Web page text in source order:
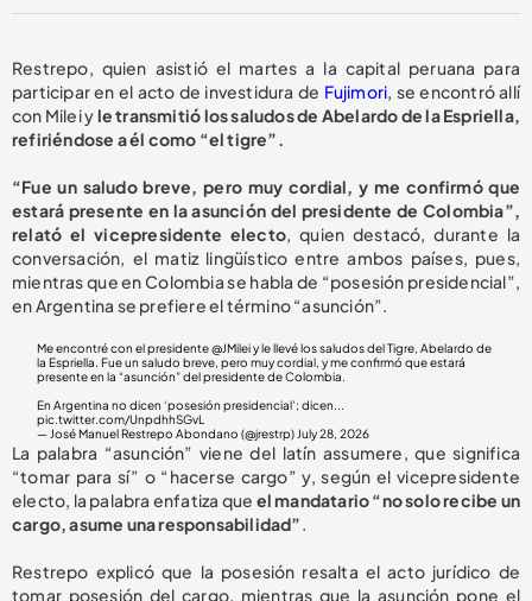
Restrepo, quien asistió el martes a la capital peruana para
participar en el acto de investidura de Fujimori, se encontró allí
con Milei yle transmitió los saludos de Abelardo de la Espriella,
refiriéndose a él como “el tigre”.
“Fue un saludo breve, pero muy cordial, y me confirmó que
estará presente en la asunción del presidente de Colombia”,
relató el vicepresidente electo, quien destacó, durante la
conversación, el matiz lingüístico entre ambos países, pues,
mientras que en Colombia se habla de “posesión presidencial”,
en Argentina se prefiere el término “asunción”.
Me encontré con el presidente@JMileiy le llevé los saludos del Tigre, Abelardo de
la Espriella. Fue un saludo breve, pero muy cordial, y me confirmó que estará
presente en la “asunción” del presidente de Colombia.
En Argentina no dicen ‘posesión presidencial’; dicen...
pic.twitter.com/UnpdhhSGvL
— José Manuel Restrepo Abondano (@jrestrp) July 28, 2026
La palabra “asunción” viene del latín assumere, que significa
“tomar para sí” o “hacerse cargo” y, según el vicepresidente
electo, la palabra enfatiza que el mandatario “no solo recibe un
cargo, asume una responsabilidad”.
Restrepo explicó que la posesión resalta el acto jurídico de
tomar posesión del cargo, mientras que la asunción pone el